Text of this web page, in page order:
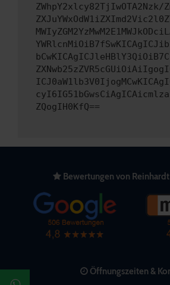
ZWhpY2xlcy82TjIwOTA2Nzk/
ZQogIH0KfQ==
Bewertungen von
Öffnungszeiten &